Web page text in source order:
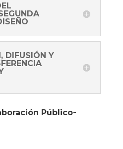
DIFUSIÓN Y
Público-